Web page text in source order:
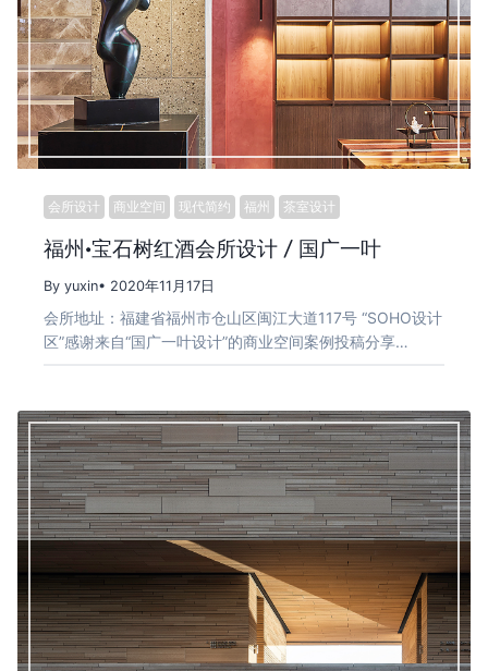
会所设计 商业空间 现代简约 福州 茶室设计
福州·宝石树红酒会所设计 / 国广一叶
By yuxin• 2020年11月17日
会所地址：福建省福州市仓山区闽江大道117号 “SOHO设计
区”感谢来自“国广一叶设计”的商业空间案例投稿分享…